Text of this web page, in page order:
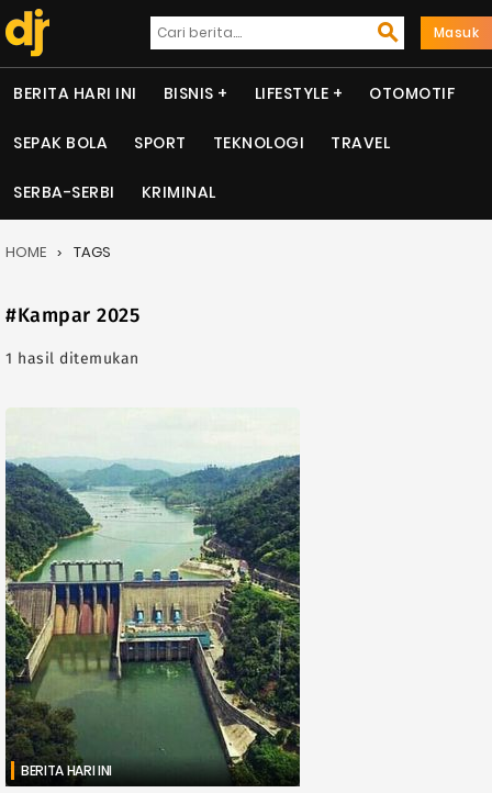
Masuk
BERITA HARI INI BISNIS LIFESTYLE OTOMOTIF
SEPAK BOLA SPORT TEKNOLOGI TRAVEL
SERBA-SERBI KRIMINAL
HOME TAGS
#Kampar 2025
1 hasil ditemukan
BERITA HARI INI